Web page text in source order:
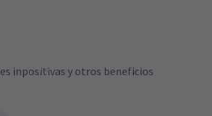
inpositivas y otros beneficios